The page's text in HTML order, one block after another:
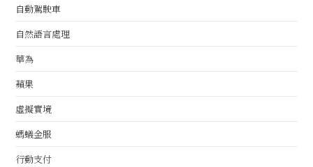
自動駕駛車
自然語言處理
華為
蘋果
虛擬實境
螞蟻金服
行動支付